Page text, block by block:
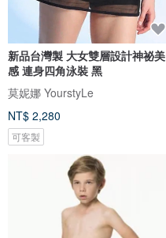
新品台灣製 大女雙層設計神祕美
感 連身四角泳裝 黑
莫妮娜 YourstyLe
NT$ 2,280
可客製